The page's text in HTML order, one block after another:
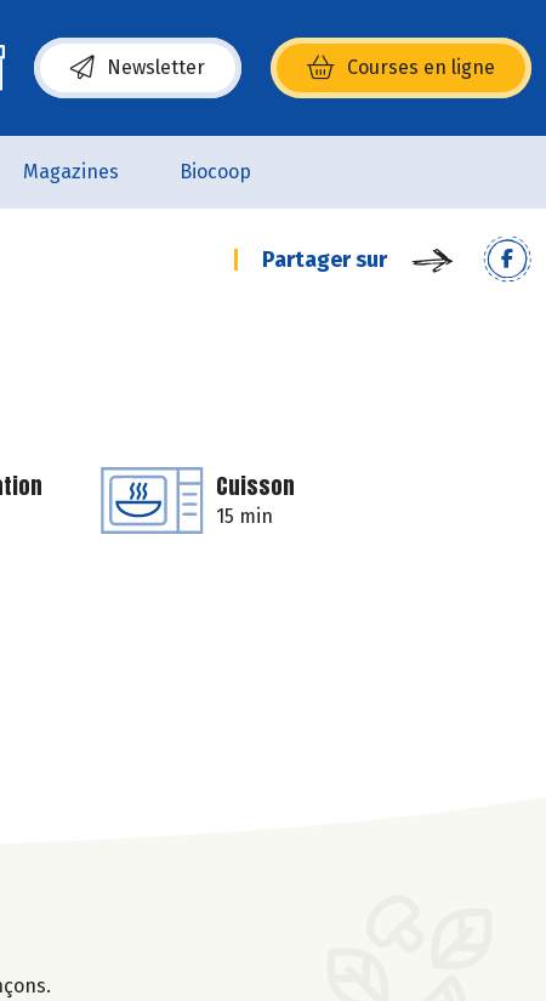
Newsletter Courses en ligne
(s’ouvre dans une nouvelle fenêtre)
Magazines Biocoop
Partager sur
Cuisson
15 min